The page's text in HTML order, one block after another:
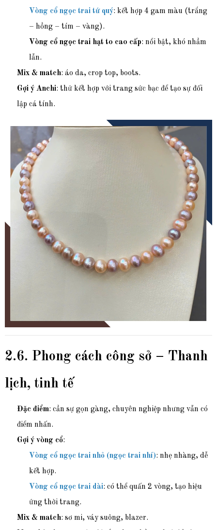
Vòng cổ ngọc trai tứ quý: kết hợp 4 gam màu (trắng
– hồng – tím – vàng).
Vòng cổ ngọc trai hạt to cao cấp: nổi bật, khó nhầm
lẫn.
Mix & match: áo da, crop top, boots.
Gợi ý Anchi: thử kết hợp với trang sức bạc để tạo sự đối
lập cá tính.
2.6. Phong cách công sở – Thanh
lịch, tinh tế
Đặc điểm: cần sự gọn gàng, chuyên nghiệp nhưng vẫn có
điểm nhấn.
Gợi ý vòng cổ:
Vòng cổ ngọc trai nhỏ (ngọc trai nhí): nhẹ nhàng, dễ
kết hợp.
Vòng cổ ngọc trai dài: có thể quấn 2 vòng, tạo hiệu
ứng thời trang.
Mix & match: sơ mi, váy suông, blazer.